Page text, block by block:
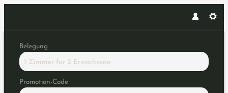
Belegung
1 Zimmer für 2 Erwachsene
Promotion-Code